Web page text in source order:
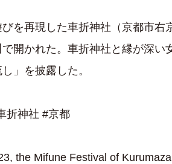
を再現した車折神社（京都市右
開かれた。車折神社と縁が深
」を披露した。
折神社 #京都
the Mifune Festival of